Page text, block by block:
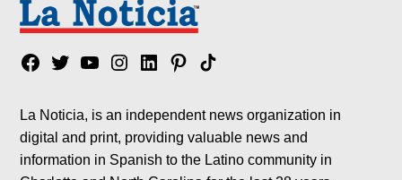
Facebook
TwitterYouTubeInstagram
LinkedinPinterest
Tik
La Noticia, is an independent news organization in
digital and print, providing valuable news and
information in Spanish to the Latino community in